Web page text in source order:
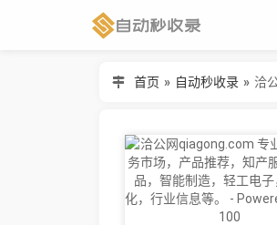
首页 » 自动秒收录 »